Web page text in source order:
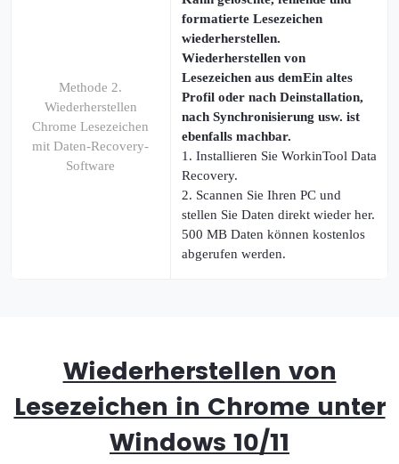
Methode 2.
Wiederherstellen
Chrome Lesezeichen
mit Daten-Recovery-
Software
formatierte Lesezeichen
wiederherstellen.
Wiederherstellen von
Lesezeichen aus demEin altes
Profil oder nach Deinstallation,
nach Synchronisierung usw. ist
ebenfalls machbar.
1. Installieren Sie WorkinTool Data
Recovery.
2. Scannen Sie Ihren PC und
stellen Sie Daten direkt wieder her.
500 MB Daten können kostenlos
abgerufen werden.
Wiederherstellen von
Lesezeichen in Chrome unter
Windows 10/11